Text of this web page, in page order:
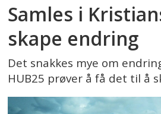
Samles i
skape endring
Det snakkes mye om
HUB25 prøver å få det til å